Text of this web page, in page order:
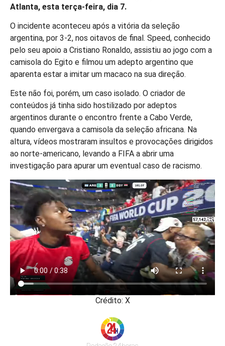
Atlanta, esta terça-feira, dia 7.
O incidente aconteceu após a vitória da seleção
argentina, por 3-2, nos oitavos de final. Speed, conhecido
pelo seu apoio a Cristiano Ronaldo, assistiu ao jogo com a
camisola do Egito e filmou um adepto argentino que
aparenta estar a imitar um macaco na sua direção.
Este não foi, porém, um caso isolado. O criador de
conteúdos já tinha sido hostilizado por adeptos
argentinos durante o encontro frente a Cabo Verde,
quando envergava a camisola da seleção africana. Na
altura, vídeos mostraram insultos e provocações dirigidos
ao norte-americano, levando a FIFA a abrir uma
investigação para apurar um eventual caso de racismo.
Crédito: X